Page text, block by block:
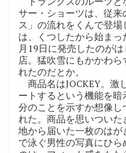
サー・ショーツは、従
ス」の流れをくんで登
は、くつしたから始ま
月19日に発売したのが
店。猛吹雪にもかかわ
れたのだとか。
商品名はJOCKEY。激
ートするという機能を
分のことを示すか想像
れた。商品を思いつい
地から届いた一枚のは
で泳ぐ男性の写真にひ